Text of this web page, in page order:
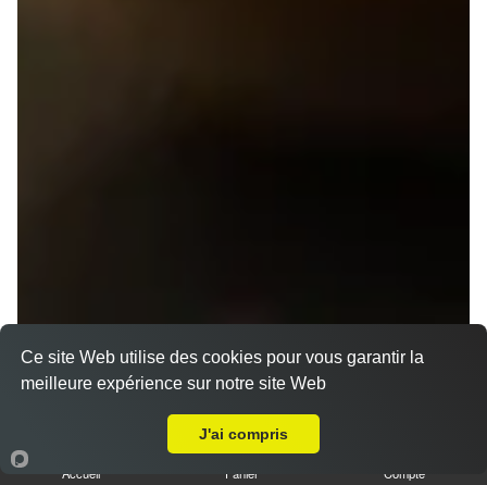
Accueil Panier Compte
Ce site Web utilise des cookies pour vous garantir la
meilleure expérience sur notre site Web
J'ai compris